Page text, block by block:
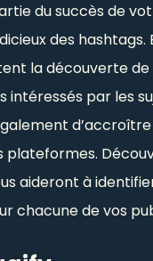
du succès de
des hashtags.
la découverte
intéressés par les
plateformes.
aideront à
chacune de vos